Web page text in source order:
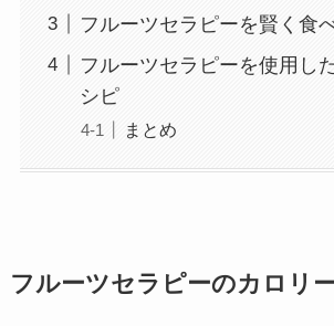
フルーツセラピーを賢く食
フルーツセラピーを使用し
シピ
まとめ
フルーツセラピーのカロリ